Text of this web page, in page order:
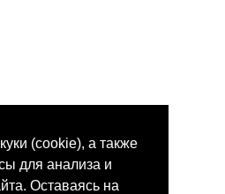
(cookie), а также
для анализа и
Оставаясь на